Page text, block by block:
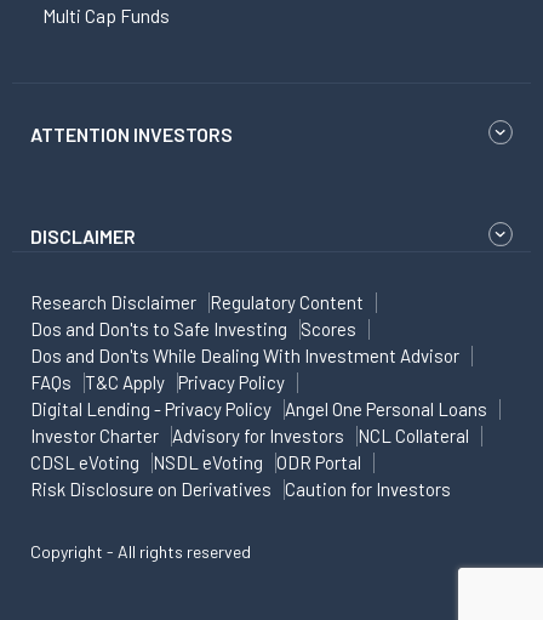
Multi Cap Funds
ATTENTION INVESTORS
DISCLAIMER
Research Disclaimer
Regulatory Content
Dos and Don'ts to Safe Investing
Scores
Dos and Don'ts While Dealing With Investment Advisor
FAQs
T&C Apply
Privacy Policy
Digital Lending - Privacy Policy
Angel One Personal Loans
Investor Charter
Advisory for Investors
NCL Collateral
CDSL eVoting
NSDL eVoting
ODR Portal
Risk Disclosure on Derivatives
Caution for Investors
Copyright - All rights reserved